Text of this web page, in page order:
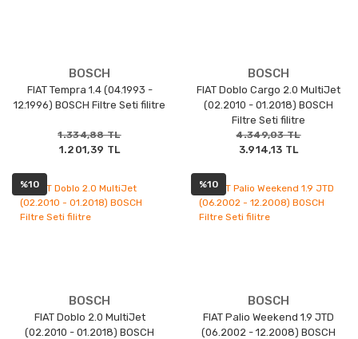
BOSCH
FIAT Tempra 1.4 (04.1993 -
12.1996) BOSCH Filtre Seti filitre
1.334,88 TL
1.201,39 TL
BOSCH
FIAT Doblo Cargo 2.0 MultiJet
(02.2010 - 01.2018) BOSCH
Filtre Seti filitre
4.349,03 TL
3.914,13 TL
%10
BOSCH
FIAT Doblo 2.0 MultiJet
(02.2010 - 01.2018) BOSCH
%10
BOSCH
FIAT Palio Weekend 1.9 JTD
(06.2002 - 12.2008) BOSCH